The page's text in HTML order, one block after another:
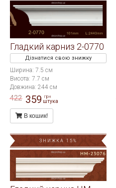
Гладкий карниз 2-0770
Дізнатися свою знижку
Ширина: 7.5 см
Висота: 7.7 см
Довжина: 244 см
422 359 грн
штука
В кошик!
ЗНИЖКА 15%